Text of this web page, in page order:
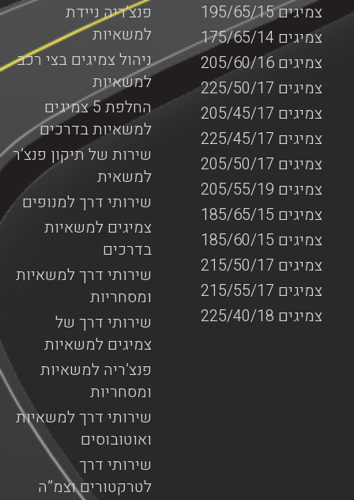
פנצ’ריה ניידת
למשאיות
ניהול צמיגים בצי רכב
למשאיות
החלפת 5 צמיגים
למשאיות בדרכים
שירות של תיקון פנצ’ר
למשאית
שירותי דרך למנופים
צמיגים למשאיות
בדרכים
שירותי דרך למשאיות
ומסחריות
שירותי דרך של
צמיגים למשאיות
פנצ’ריה למשאיות
ומסחריות
שירותי דרך למשאיות
ואוטובוסים
שירותי דרך
לטרקטורים וצמ”ה
צמיגים 195/65/15
צמיגים 175/65/14
צמיגים 205/60/16
צמיגים 225/50/17
צמיגים 205/45/17
צמיגים 225/45/17
צמיגים 205/50/17
צמיגים 205/55/19
צמיגים 185/65/15
צמיגים 185/60/15
צמיגים 215/50/17
צמיגים 215/55/17
צמיגים 225/40/18